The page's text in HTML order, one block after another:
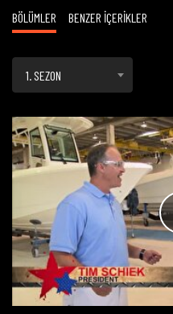
BÖLÜMLER BENZER İÇERİKLER
1. SEZON